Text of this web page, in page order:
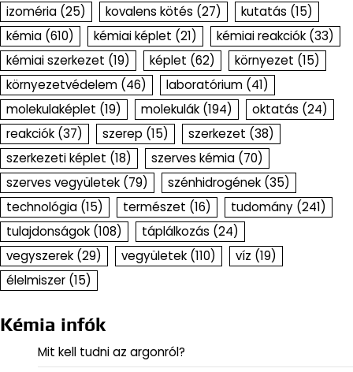
izoméria (25) kovalens kötés (27) kutatás (15)
kémia (610) kémiai képlet (21) kémiai reakciók (33)
kémiai szerkezet (19) képlet (62) környezet (15)
környezetvédelem (46) laboratórium (41)
molekulaképlet (19) molekulák (194) oktatás (24)
reakciók (37) szerep (15) szerkezet (38)
szerkezeti képlet (18) szerves kémia (70)
szerves vegyületek (79) szénhidrogének (35)
technológia (15) természet (16) tudomány (241)
tulajdonságok (108) táplálkozás (24)
vegyszerek (29) vegyületek (110) víz (19)
élelmiszer (15)
Kémia infók
Mit kell tudni az argonról?